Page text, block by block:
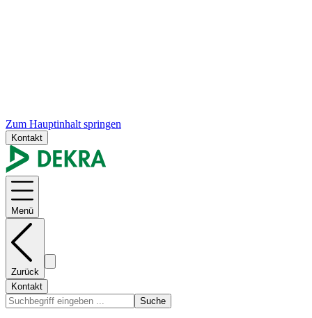
Zum Hauptinhalt springen
Kontakt
Menü
Zurück
Kontakt
Suche